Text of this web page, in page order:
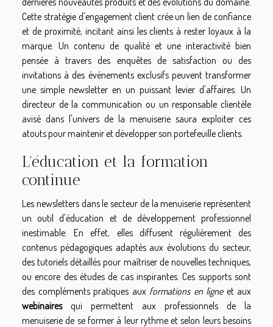
Cette stratégie d'engagement client crée un lien de confiance
et de proximité, incitant ainsi les clients à rester loyaux à la
marque. Un contenu de qualité et une interactivité bien
pensée à travers des enquêtes de satisfaction ou des
invitations à des événements exclusifs peuvent transformer
une simple newsletter en un puissant levier d'affaires. Un
directeur de la communication ou un responsable clientèle
avisé dans l'univers de la menuiserie saura exploiter ces
atouts pour maintenir et développer son portefeuille clients.
L'éducation et la formation
continue
Les newsletters dans le secteur de la menuiserie représentent
un outil d'éducation et de développement professionnel
inestimable. En effet, elles diffusent régulièrement des
contenus pédagogiques adaptés aux évolutions du secteur,
des tutoriels détaillés pour maîtriser de nouvelles techniques,
ou encore des études de cas inspirantes. Ces supports sont
des compléments pratiques aux formations en ligneet aux
webinairesqui permettent aux professionnels de la
menuiserie de se former à leur rythme et selon leurs besoins